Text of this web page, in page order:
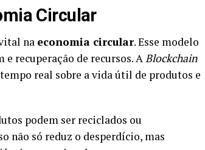
Circular
na economia circular. Esse modelo
recuperação de recursos. ABlockchain
real sobre a vida útil de produtos e
podem ser reciclados ou
não só reduz o desperdício, mas